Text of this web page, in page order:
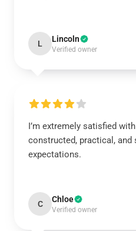
L Lincoln
Verified owner
I’m extremely satisfied
constructed, practical, and
expectations.
C Chloe
Verified owner